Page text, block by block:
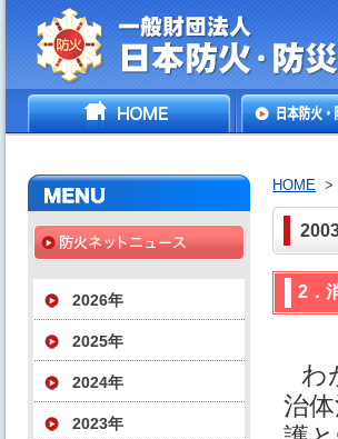
一般財団法人日本
HOME
2026年
2025年
2024年
2023年
HOME >
2．
わ
治